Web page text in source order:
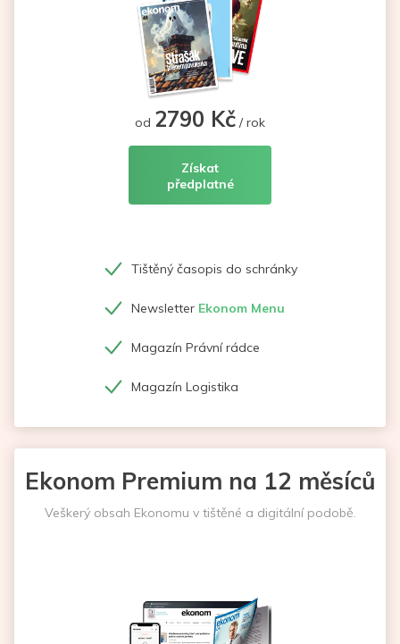
od 2790 Kč / rok
Získat
předplatné
Tištěný časopis do schránky
Newsletter Ekonom Menu
Magazín Právní rádce
Magazín Logistika
Ekonom Premium na 12 měsíců
Veškerý obsah Ekonomu v tištěné a digitální podobě.